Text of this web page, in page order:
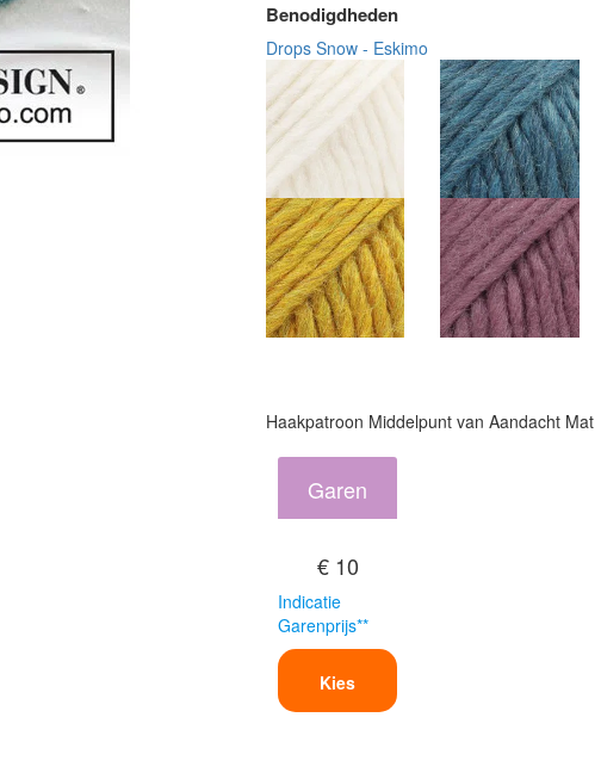
Benodigdheden
Drops Snow - Eskimo
Haakpatroon Middelpunt van Aandacht Mat
Garen
€ 10
Indicatie
Garenprijs**
Kies